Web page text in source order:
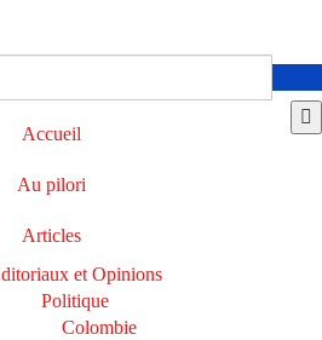
Accueil
Au pilori
Articles
et Opinions
Politique
Colombie